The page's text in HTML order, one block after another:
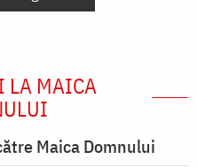
LA MAICA
Maica Domnului